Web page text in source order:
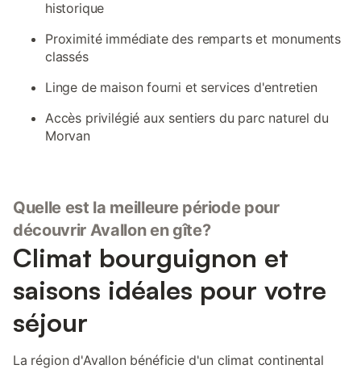
historique
Proximité immédiate des remparts et monuments
classés
Linge de maison fourni et services d'entretien
Accès privilégié aux sentiers du parc naturel du
Morvan
Quelle est la meilleure période pour
découvrir Avallon en gîte?
Climat bourguignon et
saisons idéales pour votre
séjour
La région d'Avallon bénéficie d'un climat continental